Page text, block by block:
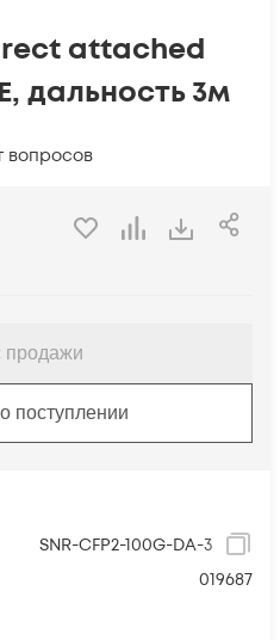
SNR-CFP2-100G-DA-3
019687
attached
дальность 3м
вопросов
продажи
поступлении